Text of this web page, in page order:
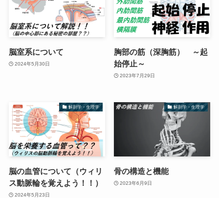
脳室系について
2024年5月30日
胸部の筋（深胸筋） ～起
始停止～
2023年7月29日
解剖学・生理学
脳の血管について（ウィリ
ス動脈輪を覚えよう！！）
2024年5月23日
解剖学・生理学
骨の構造と機能
2023年6月9日